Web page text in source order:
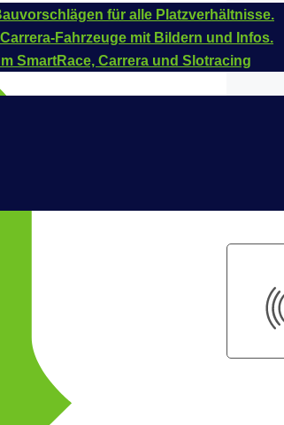
für alle Platzverhältnisse.
Fahrzeuge mit Bildern und Infos.
SmartRace, Carrera und Slotracing